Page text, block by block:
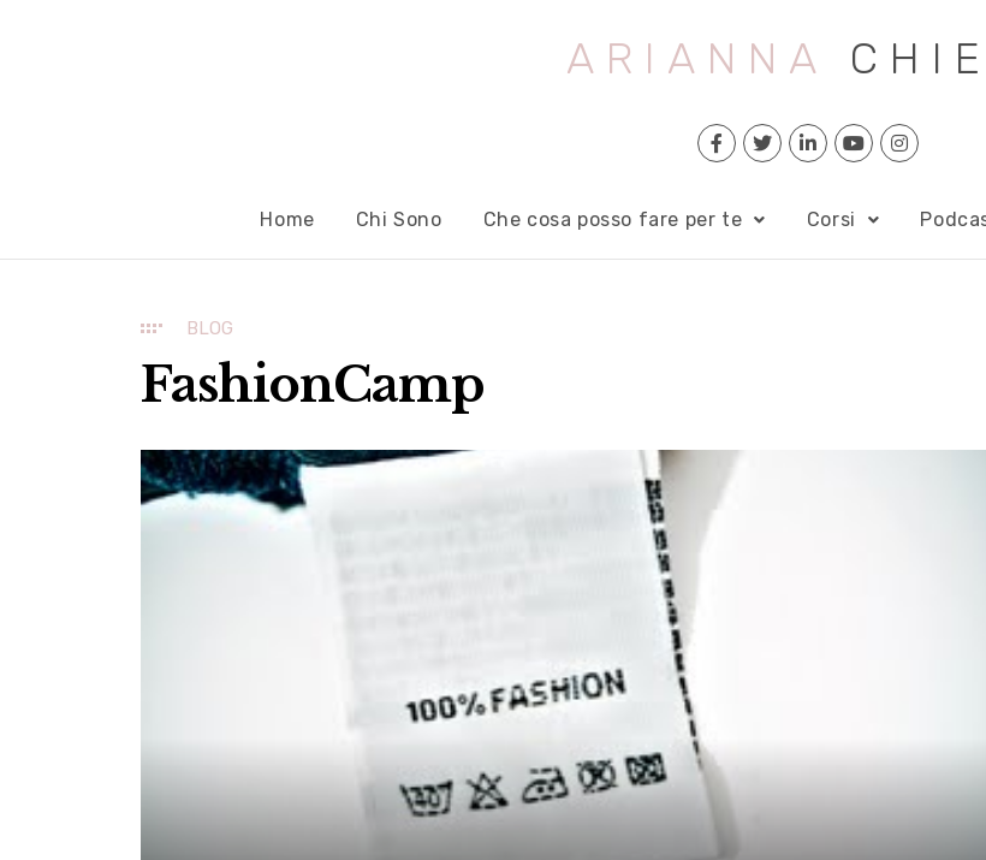
ARIANNA
Home Chi Sono Che cosa posso fare per te Corsi
BLOG
FashionCamp